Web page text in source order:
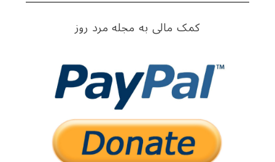
کمک مالی به مجله مرد روز